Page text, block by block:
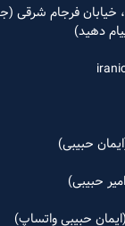
خیابان فرجام
دهید)